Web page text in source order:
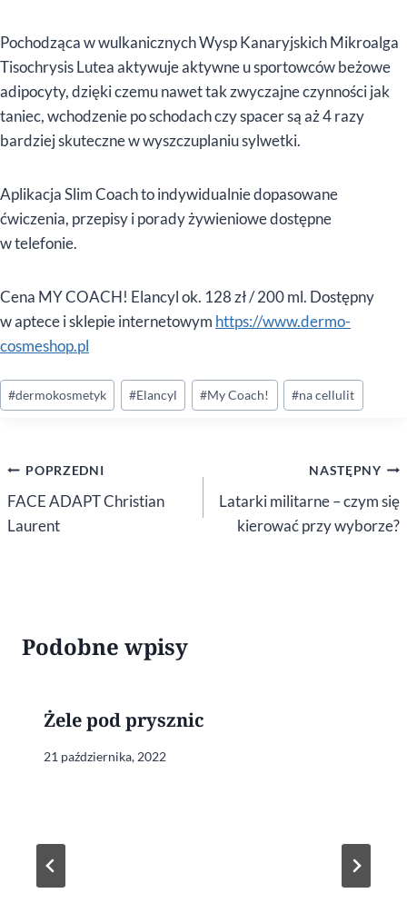
Pochodząca w wulkanicznych Wysp Kanaryjskich Mikroalga
Tisochrysis Lutea aktywuje aktywne u sportowców beżowe
adipocyty, dzięki czemu nawet tak zwyczajne czynności jak
taniec, wchodzenie po schodach czy spacer są aż 4 razy
bardziej skuteczne w wyszczuplaniu sylwetki.
Aplikacja Slim Coach to indywidualnie dopasowane
ćwiczenia, przepisy i porady żywieniowe dostępne
w telefonie.
Cena MY COACH! Elancyl ok. 128 zł / 200 ml. Dostępny
w aptece i sklepie internetowym https://www.dermo-
cosmeshop.pl
Tagi
wpisu:
#dermokosmetyk #Elancyl #My Coach! #na cellulit
Nawigacja
wpisu
POPRZEDNI
FACE ADAPT Christian
Laurent
NASTĘPNY
Latarki militarne – czym się
kierować przy wyborze?
Podobne wpisy
Żele pod prysznic
21 października, 2022